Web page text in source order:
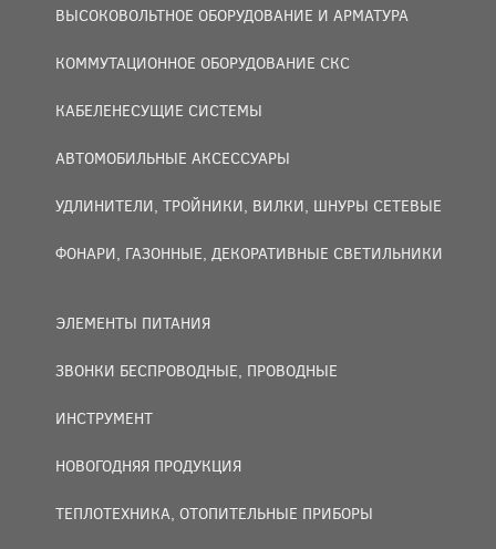
ВЫСОКОВОЛЬТНОЕ ОБОРУДОВАНИЕ И АРМАТУРА
КОММУТАЦИОННОЕ ОБОРУДОВАНИЕ СКС
КАБЕЛЕНЕСУЩИЕ СИСТЕМЫ
АВТОМОБИЛЬНЫЕ АКСЕССУАРЫ
УДЛИНИТЕЛИ, ТРОЙНИКИ, ВИЛКИ, ШНУРЫ СЕТЕВЫЕ
ФОНАРИ, ГАЗОННЫЕ, ДЕКОРАТИВНЫЕ СВЕТИЛЬНИКИ
ЭЛЕМЕНТЫ ПИТАНИЯ
ЗВОНКИ БЕСПРОВОДНЫЕ, ПРОВОДНЫЕ
ИНСТРУМЕНТ
НОВОГОДНЯЯ ПРОДУКЦИЯ
ТЕПЛОТЕХНИКА, ОТОПИТЕЛЬНЫЕ ПРИБОРЫ